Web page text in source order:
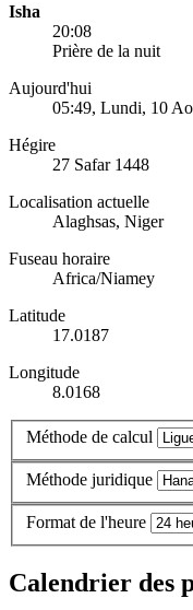
Isha
20:08
Prière de la nuit
Aujourd'hui
05:49, Lundi, 10
Hégire
27 Safar 1448
Localisation actuelle
Alaghsas, Niger
Fuseau horaire
Africa/Niamey
Latitude
17.0187
Longitude
8.0168
Méthode de calcul
Méthode juridique
Format de l'heure
Calendrier des